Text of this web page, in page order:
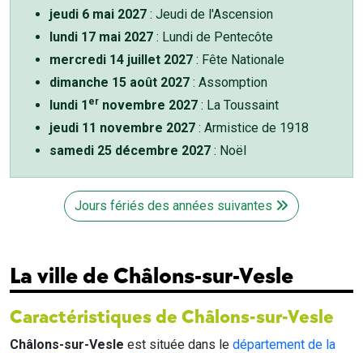
jeudi 6 mai 2027 : Jeudi de l'Ascension
lundi 17 mai 2027 : Lundi de Pentecôte
mercredi 14 juillet 2027 : Fête Nationale
dimanche 15 août 2027 : Assomption
lundi 1 er novembre 2027 : La Toussaint
jeudi 11 novembre 2027 : Armistice de 1918
samedi 25 décembre 2027 : Noël
Jours fériés des années suivantes
La ville de Châlons-sur-Vesle
Caractéristiques de Châlons-sur-Vesle
Châlons-sur-Vesle est située dans le département de la